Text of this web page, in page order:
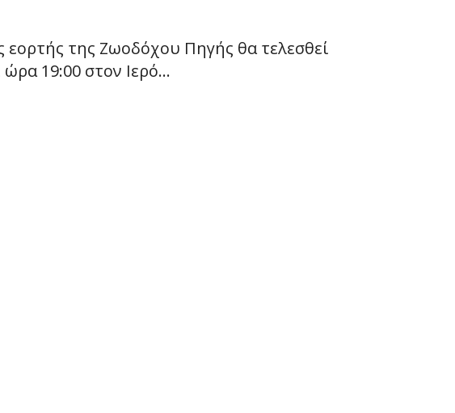
εορτής της Ζωοδόχου Πηγής θα τελεσθεί
19:00 στον Ιερό...